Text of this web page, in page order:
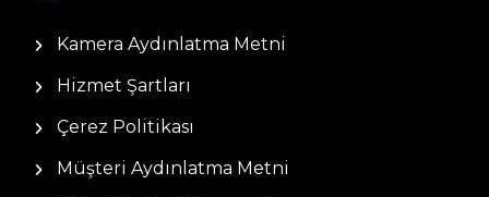
Kamera Aydınlatma Metni
Hizmet Şartları
Çerez Politikası
Müşteri Aydınlatma Metni